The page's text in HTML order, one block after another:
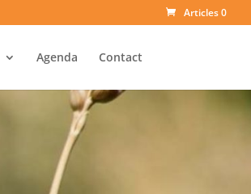
Articles 0
Agenda Contact